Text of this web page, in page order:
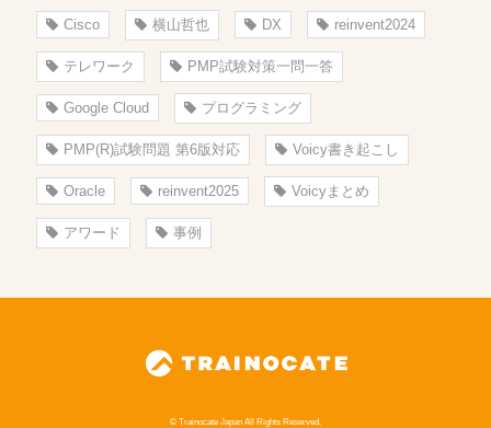
Cisco 横山哲也 DX reinvent2024
テレワーク PMP試験対策一問一答
Google Cloud プログラミング
PMP(R)試験問題 第6版対応 Voicy書き起こし
Oracle reinvent2025 Voicyまとめ
アワード 事例
© Trainocate Japan All Rights Reserved.